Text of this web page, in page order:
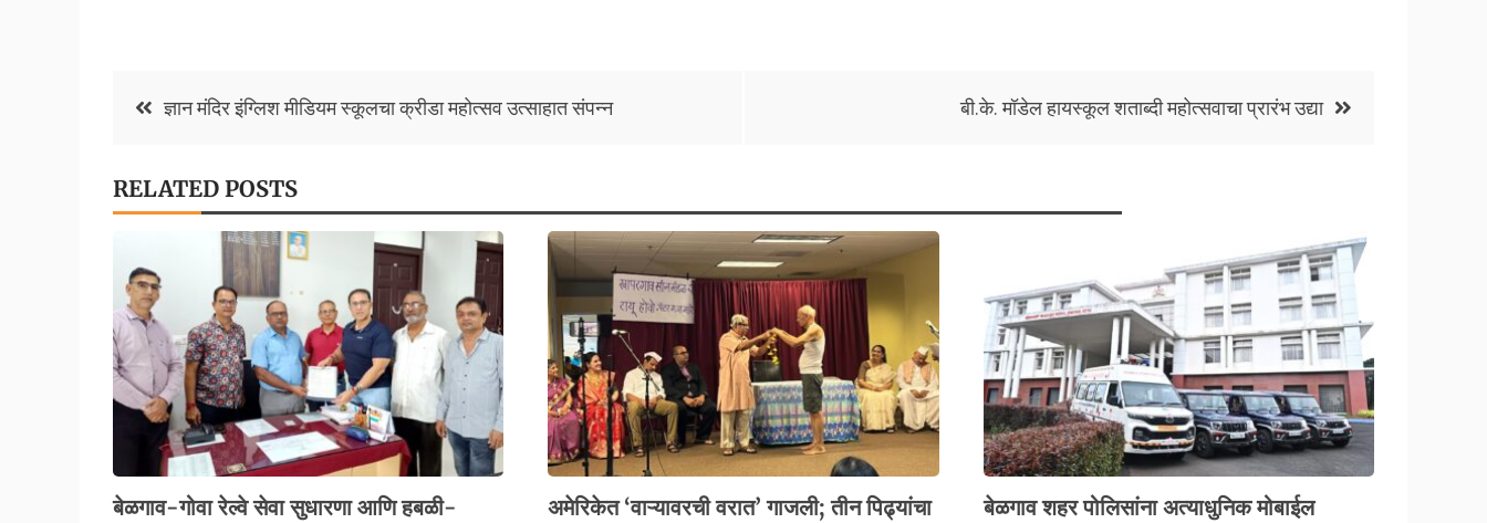
k p
n
Post ज्ञान मंदिर इंग्लिश मीडियम स्कूलचा क्रीडा महोत्सव उत्साहात संपन्न बी.के. मॉडेल हायस्कूल शताब्दी महोत्सवाचा प्रारंभ उद्या
RELATED POSTS
बेळगाव-गोवा रेल्वे सेवा सुधारणा आणि हबळी-
अमेरिकेत ‘वाऱ्यावरची वरात’ गाजली; तीन पिढ्यांचा
बेळगाव शहर पोलिसांना अत्याधुनिक मोबाईल